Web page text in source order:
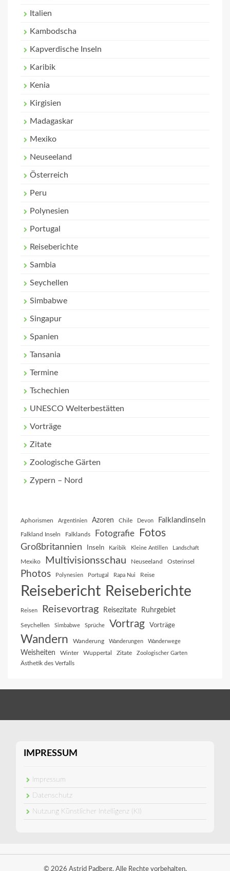
Italien
Kambodscha
Kapverdische Inseln
Karibik
Kenia
Kirgisien
Madagaskar
Mexiko
Neuseeland
Österreich
Peru
Polynesien
Portugal
Reiseberichte
Sambia
Seychellen
Simbabwe
Singapur
Spanien
Tansania
Termine
Tschechien
UNESCO Welterbestätten
Vorträge
Zitate
Zoologische Gärten
Zypern – Nord
Aphorismen Argentinien Azoren Chile Devon Falklandinseln
Falkland Inseln Falklands Fotografie Fotos
Großbritannien Inseln Karibik Kleine Antillen Landschaft
Mexiko Multivisionsschau Neuseeland Osterinsel
Photos Polynesien Portugal Rapa Nui Reise
Reisebericht Reiseberichte
Reisen Reisevortrag Reisezitate Ruhrgebiet
Seychellen Simbabwe Sprüche Vortrag Vorträge
Wandern Wanderung Wanderungen Wanderwege
Weisheiten Winter Wuppertal Zitate Zoologischer Garten
Ästhetik des Verfalls
IMPRESSUM
Impressum
Datenschutz
Nutzung Künstlicher Intelligenz (KI)
© 2026 Astrid Padberg. Alle Rechte vorbehalten.